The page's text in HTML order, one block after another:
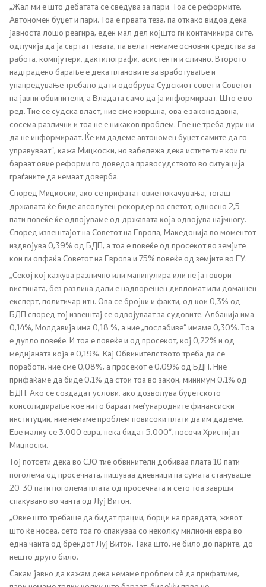
Отворена Влада
Отчетност
Финансии
Сервисни информации
Антикорупција
Организација и систематизација
Регулатива
Отворени податоци
Контакт
Контакт
Изјава за пристапност
Со еден клик до сите услуги
„Жал ми е што дебатата се сведува за пари. Тоа се реформите.
Автономен буџет и пари. Тоа е првата теза, па откако видоа дека
јавноста лошо реагира, еден мал дел којшто ги контаминира сите,
одлучија да ја свртат тезата, па велат немаме основни средства за
работа, компјутери, дактилографи, асистенти и слично. Второто
надградено барање е дека плановите за вработување и
унапредување требало да ги одобрува Судскиот совет и Советот
на јавни обвинители, а Владата само да ја информираат. Што е во
ред. Тие се судска власт, ние сме извршна, ова е законодавна,
сосема различни и тоа не е никаков проблем. Еве не треба дури ни
да не информираат. Ќе им дадеме автономен буџет самите да го
управуваат“, кажа Мицкоски, но забележа дека истите тие кои ги
бараат овие реформи го доведоа правосудството во ситуација
граѓаните да немаат доверба.
Според Мицкоски, ако се прифатат овие покачувања, тогаш
државата ќе биде апсолутен рекордер во светот, односно 2,5
пати повеќе ќе одвојуваме од државата која одвојува најмногу.
Според извештајот на Советот на Европа, Македонија во моментот
издвојува 0,39% од БДП, а тоа е повеќе од просекот во земјите
кои ги опфаќа Советот на Европа и 75% повеќе од земјите во ЕУ.
„Секој кој кажува различно или манипулира или не ја говори
вистината, без разлика дали е надворешен дипломат или домашен
експерт, политичар итн. Ова се бројки и факти, од кои 0,3% од
БДП според тој извештај се одвојуваат за судовите. Албанија има
0,14%, Молдавија има 0,18 %, а ние „послабиве“ имаме 0,30%. Тоа
е дупло повеќе. И тоа е повеќе и од просекот, кој 0,22% и од
медијаната која е 0,19%. Кај Обвинителството треба да се
поработи, ние сме 0,08%, а просекот е 0,09% од БДП. Ние
прифаќаме да биде 0,1% да стои тоа во закон, минимум 0,1% од
БДП. Ако се создадат услови, ако дозволува буџетското
консолидирање кое ни го бараат меѓународните финансиски
институции, ние немаме проблем повисоки плати да им дадеме.
Еве малку се 3.000 евра, нека бидат 5.000“, посочи Христијан
Мицкоски.
Тој потсети дека во СЈО тие обвинители добиваа плата 10 пати
поголема од просечната, пишуваа дневници па сумата стануваше
20-30 пати поголема плата од просечната и сето тоа заврши
спакувано во чанта од Луј Витон.
„Овие што требаше да бидат грации, борци на правдата, живот
што ќе носеа, сето тоа го спакуваа со неколку милиони евра во
една чанта од брендот Луј Витон. Така што, не било до парите, до
нешто друго било.
Сакам јавно да кажам дека немаме проблем сѐ да прифатиме,